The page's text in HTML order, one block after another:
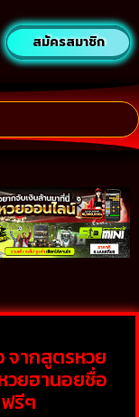
สมัครสมาชิก
จากสูตรหวย
วยฮานอยชื่อ
รีๆ